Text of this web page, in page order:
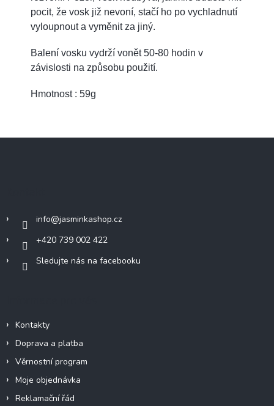
pocit, že vosk již nevoní, stačí ho po vychladnutí
vyloupnout a vyměnit za jiný.
Balení vosku vydrží vonět 50-80 hodin v
závislosti na způsobu použití.
Hmotnost : 59g
info@jasminkashop.cz
+420 739 002 422
Sledujte nás na facebooku
Kontakty
Doprava a platba
Věrnostní program
Moje objednávka
Reklamační řád